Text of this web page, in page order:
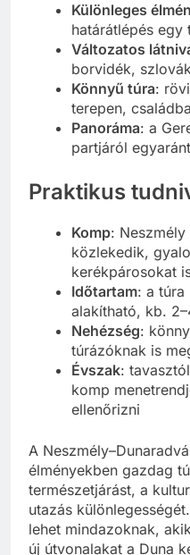
Különleges
határátlépés egy
Változatos
borvidék,
Könnyű túra:
terepen,
Panoráma: a
partjáról
Praktikus
Komp:
közlekedik,
kerékpárosokat
Időtartam: a túra
alakítható, kb.
Nehézség:
túrázóknak is
Évszak:
komp
ellenőrizni
A
élményekben gazdag
természetjárást, a
utazás
lehet mindazoknak,
új útvonalakat a Duna